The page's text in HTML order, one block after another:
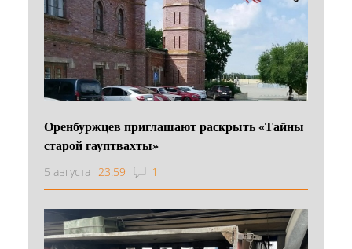
Оренбуржцев приглашают раскрыть «Тайны
старой гауптвахты»
5 августа 23:59 1